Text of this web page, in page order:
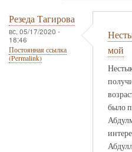
Резеда Тагирова
вс, 05/17/2020 -
18:46
Постоянная ссылка
(Permalink)
мой
было